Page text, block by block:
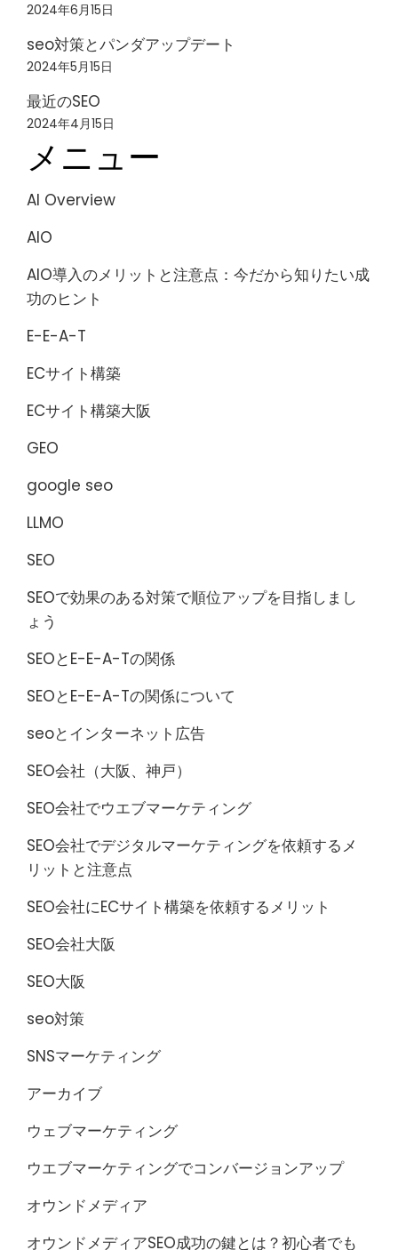
2024年6月15日
seo対策とパンダアップデート
2024年5月15日
最近のSEO
2024年4月15日
メニュー
AI Overview
AIO
AIO導入のメリットと注意点：今だから知りたい成
功のヒント
E-E-A-T
ECサイト構築
ECサイト構築大阪
GEO
google seo
LLMO
SEO
SEOで効果のある対策で順位アップを目指しまし
ょう
SEOとE-E-A-Tの関係
SEOとE-E-A-Tの関係について
seoとインターネット広告
SEO会社（大阪、神戸）
SEO会社でウエブマーケティング
SEO会社でデジタルマーケティングを依頼するメ
リットと注意点
SEO会社にECサイト構築を依頼するメリット
SEO会社大阪
SEO大阪
seo対策
SNSマーケティング
アーカイブ
ウェブマーケティング
ウエブマーケティングでコンバージョンアップ
オウンドメディア
オウンドメディアSEO成功の鍵とは？初心者でも